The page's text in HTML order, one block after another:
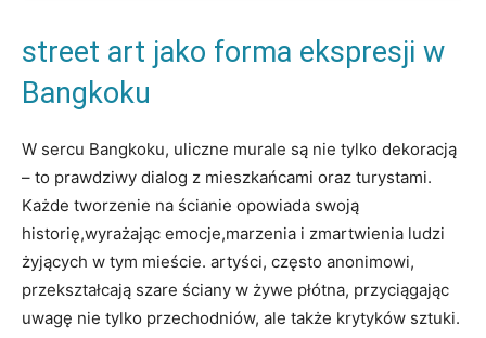
street art jako forma ekspresji w
Bangkoku
W sercu Bangkoku, uliczne murale są nie tylko dekoracją
– to prawdziwy dialog z mieszkańcami oraz turystami.
Każde tworzenie na ścianie opowiada swoją
historię,wyrażając emocje,marzenia i zmartwienia ludzi
żyjących w tym mieście. artyści, często anonimowi,
przekształcają szare ściany w żywe płótna, przyciągając
uwagę nie tylko przechodniów, ale także krytyków sztuki.